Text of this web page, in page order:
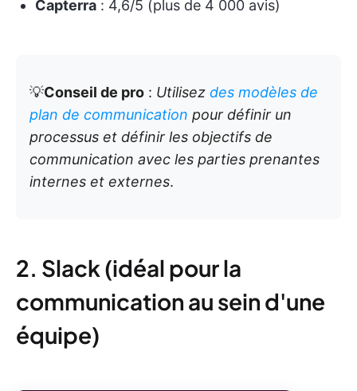
Capterra : 4,6/5 (plus de 4 000 avis)
💡Conseil de pro : Utilisez des modèles de
plan de communication pour définir un
processus et définir les objectifs de
communication avec les parties prenantes
internes et externes.
2. Slack (idéal pour la
communication au sein d'une
équipe)